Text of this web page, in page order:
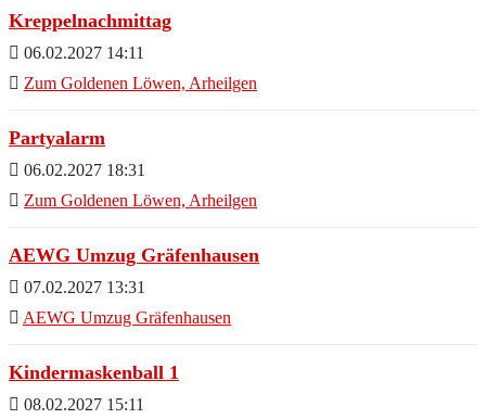
Kreppelnachmittag
06.02.2027 14:11
Zum Goldenen Löwen, Arheilgen
Partyalarm
06.02.2027 18:31
Zum Goldenen Löwen, Arheilgen
AEWG Umzug Gräfenhausen
07.02.2027 13:31
AEWG Umzug Gräfenhausen
Kindermaskenball 1
08.02.2027 15:11